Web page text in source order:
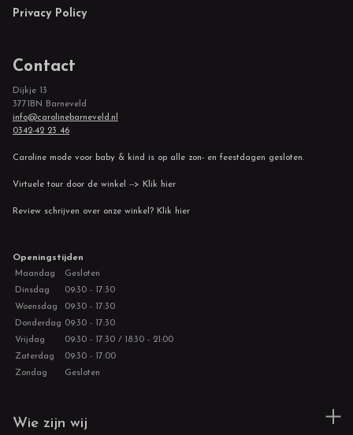
Privacy Policy
Contact
Dijkje 13
3771BN Barneveld
info@carolinebarneveld.nl
0342-42 23 46
Caroline mode voor baby & kind is op alle zon- en feestdagen gesloten.
Virtuele tour door de winkel --> Klik hier
Review schrijven over onze winkel? Klik hier
Openingstijden
Maandag
Gesloten
Dinsdag
09:30 - 17:30
Woensdag
09:30 - 17:30
Donderdag 09:30 - 17:30
Vrijdag
09:30 - 17:30 / 18:30 - 21:00
Zaterdag
09:30 - 17:00
Zondag
Gesloten
Wie zijn wij